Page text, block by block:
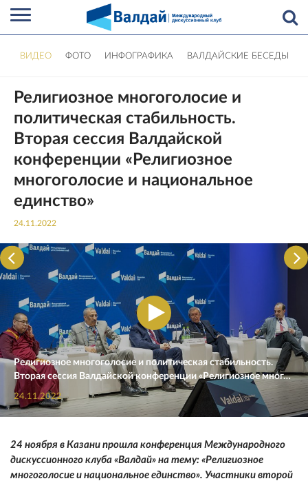
ВИДЕО ФОТО ИНФОГРАФИКА ВАЛДАЙСКИЕ БЕСЕДЫ
Религиозное многоголосие и
политическая стабильность.
Вторая сессия Валдайской
конференции «Религиозное
многоголосие и национальное
единство»
24.11.2022
Религиозное многоголосие и политическая стабильность.
Вторая сессия Валдайской конференции «Религиозное мног…
24.11.2022
24 ноября в Казани прошла конференция Международного
дискуссионного клуба «Валдай» на тему: «Религиозное
многоголосие и национальное единство». Участники второй